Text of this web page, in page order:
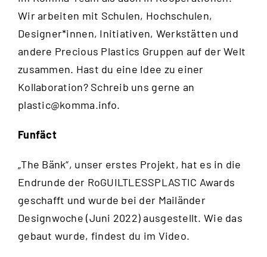
Wir arbeiten mit Schulen, Hochschulen,
Designer*innen, Initiativen, Werkstätten und
andere Precious Plastics Gruppen auf der Welt
zusammen. Hast du eine Idee zu einer
Kollaboration? Schreib uns gerne an
plastic@komma.info.
Funfäct
„The Bänk“, unser erstes Projekt, hat es in die
Endrunde der RoGUILTLESSPLASTIC Awards
geschafft und wurde bei der Mailänder
Designwoche (Juni 2022) ausgestellt. Wie das
gebaut wurde, findest du im Video.